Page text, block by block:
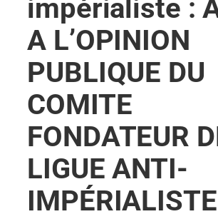
e
rimpérialiste :
A L’OPINION
PUBLIQUE DU
COMITE
FONDATEUR
LIGUE ANTI-
IMPÉRIALISTE